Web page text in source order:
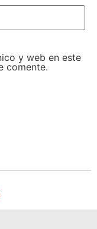
y web en este
comente.